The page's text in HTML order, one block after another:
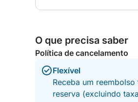
O que precisa saber
Política de cancelamento
Flexível
Receba um
reserva (excluindo